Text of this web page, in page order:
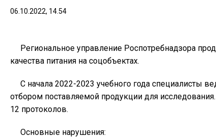
06.10.2022, 14.54
Региональное управление Роспотребнадзора
качества питания на соцобъектах.
С начала 2022-2023 учебного года специалисты
отбором поставляемой продукции для
12 протоколов.
Основные нарушения: